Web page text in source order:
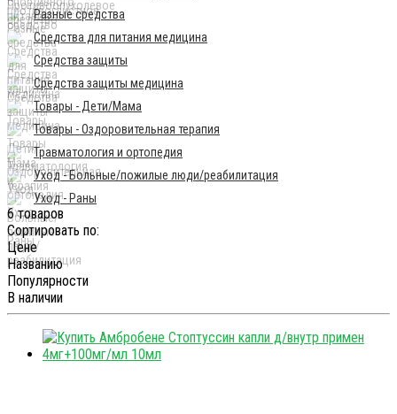
Разные средства
Средства для питания медицина
Средства защиты
Средства защиты медицина
Товары - Дети/Мама
Товары - Оздоровительная терапия
Травматология и ортопедия
Уход - Больные/пожилые люди/реабилитация
Уход - Раны
6 товаров
Сортировать по:
Цене
Названию
Популярности
В наличии